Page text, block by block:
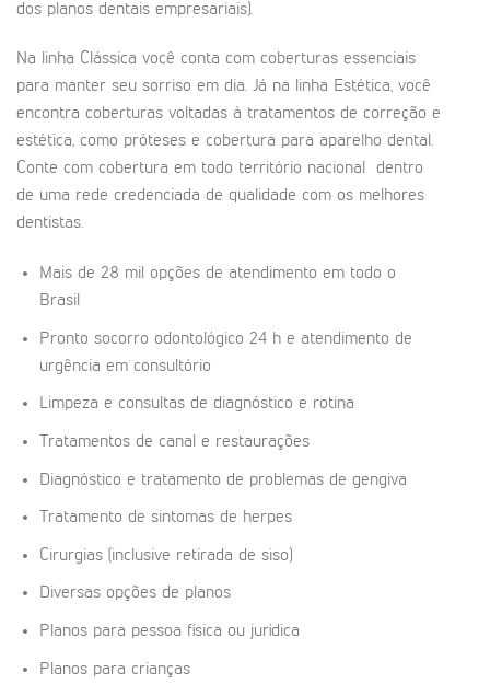
dos planos dentais empresariais).
Na linha Clássica você conta com coberturas essenciais
para manter seu sorriso em dia. Já na linha Estética, você
encontra coberturas voltadas à tratamentos de correção e
estética, como próteses e cobertura para aparelho dental.
Conte com cobertura em todo território nacional dentro
de uma rede credenciada de qualidade com os melhores
dentistas.
Mais de 28 mil opções de atendimento em todo o
Brasil
Pronto socorro odontológico 24 h e atendimento de
urgência em consultório
Limpeza e consultas de diagnóstico e rotina
Tratamentos de canal e restaurações
Diagnóstico e tratamento de problemas de gengiva
Tratamento de sintomas de herpes
Cirurgias (inclusive retirada de siso)
Diversas opções de planos
Planos para pessoa física ou jurídica
Planos para crianças